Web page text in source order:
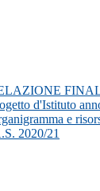
d'Istituto
e
2020/21